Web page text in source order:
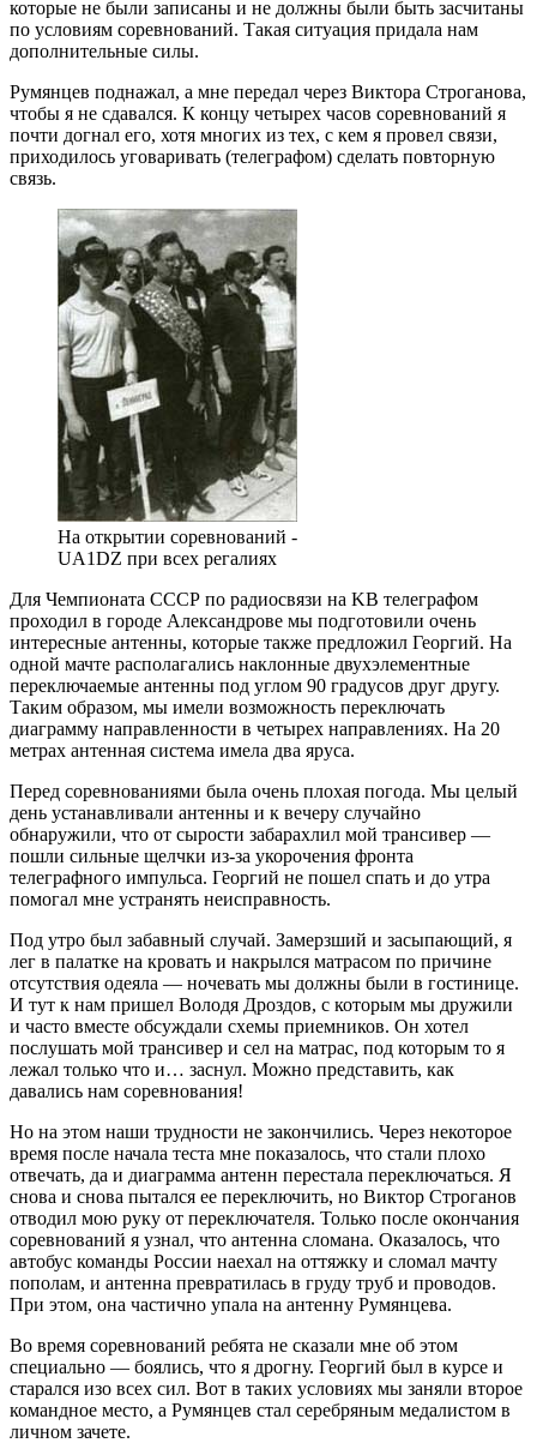
которые не были записаны и не должны были быть засчитаны
по условиям соревнований. Такая ситуация придала нам
дополнительные силы.
Румянцев поднажал, а мне передал через Виктора Строганова,
чтобы я не сдавался. К концу четырех часов соревнований я
почти догнал его, хотя многих из тех, с кем я провел связи,
приходилось уговаривать (телеграфом) сделать повторную
связь.
На открытии соревнований -
UA1DZ при всех регалиях
Для Чемпионата СССР по радиосвязи на KB телеграфом
проходил в городе Александрове мы подготовили очень
интересные антенны, которые также предложил Георгий. На
одной мачте располагались наклонные двухэлементные
переключаемые антенны под углом 90 градусов друг другу.
Таким образом, мы имели возможность переключать
диаграмму направленности в четырех направлениях. На 20
метрах антенная система имела два яруса.
Перед соревнованиями была очень плохая погода. Мы целый
день устанавливали антенны и к вечеру случайно
обнаружили, что от сырости забарахлил мой трансивер —
пошли сильные щелчки из-за укорочения фронта
телеграфного импульса. Георгий не пошел спать и до утра
помогал мне устранять неисправность.
Под утро был забавный случай. Замерзший и засыпающий, я
лег в палатке на кровать и накрылся матрасом по причине
отсутствия одеяла — ночевать мы должны были в гостинице.
И тут к нам пришел Володя Дроздов, с которым мы дружили
и часто вместе обсуждали схемы приемников. Он хотел
послушать мой трансивер и сел на матрас, под которым то я
лежал только что и… заснул. Можно представить, как
давались нам соревнования!
Но на этом наши трудности не закончились. Через некоторое
время после начала теста мне показалось, что стали плохо
отвечать, да и диаграмма антенн перестала переключаться. Я
снова и снова пытался ее переключить, но Виктор Строганов
отводил мою руку от переключателя. Только после окончания
соревнований я узнал, что антенна сломана. Оказалось, что
автобус команды России наехал на оттяжку и сломал мачту
пополам, и антенна превратилась в груду труб и проводов.
При этом, она частично упала на антенну Румянцева.
Во время соревнований ребята не сказали мне об этом
специально — боялись, что я дрогну. Георгий был в курсе и
старался изо всех сил. Вот в таких условиях мы заняли второе
командное место, а Румянцев стал серебряным медалистом в
личном зачете.